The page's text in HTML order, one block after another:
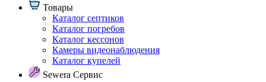
Товары
Каталог септиков
Каталог погребов
Каталог кессонов
Камеры видеонаблюдения
Каталог купелей
Sewera Сервис